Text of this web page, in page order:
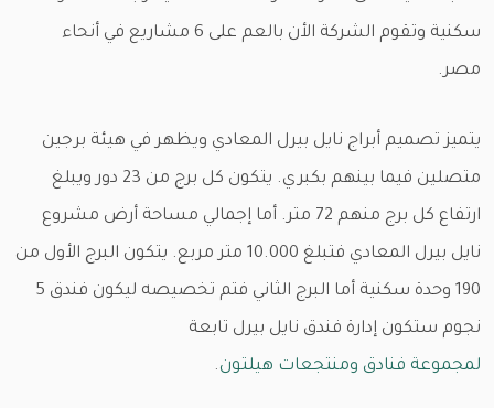
سكنية وتقوم الشركة الأن بالعم على 6 مشاريع في أنحاء
مصر.
يتميز تصميم أبراج نايل بيرل المعادي ويظهر في هيئة برجين
متصلين فيما بينهم بكبري. يتكون كل برج من 23 دور ويبلغ
ارتفاع كل برج منهم 72 متر. أما إجمالي مساحة أرض مشروع
نايل بيرل المعادي فتبلغ 10.000 متر مربع. يتكون البرج الأول من
190 وحدة سكنية أما البرج الثاني فتم تخصيصه ليكون فندق 5
نجوم ستكون إدارة فندق نايل بيرل تابعة
لمجموعة فنادق ومنتجعات هيلتون.